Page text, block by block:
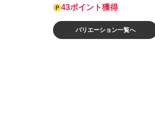
43ポイント獲得
バリエーション一覧へ